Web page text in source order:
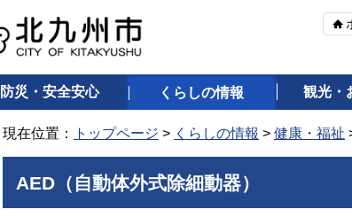
防災・安全安心 くらしの情報 観光・
現在位置： トップページ > くらしの情報 > 健康・福祉
AED（自動体外式除細動器）